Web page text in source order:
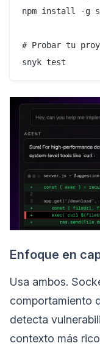
npm install -g
# Probar tu
Enfoque en
Usa ambos.
comportamiento
detecta
contexto más